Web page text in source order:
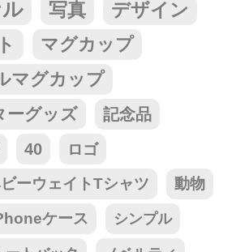
写真
デザイン
マグカップ
マグカップ
ーグッズ
記念品
40 ロゴ
ーウェイトTシャツ 動物
ケース シンプル